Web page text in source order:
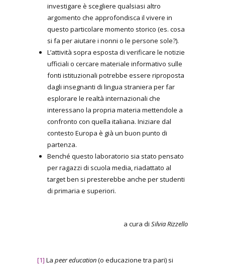
investigare è scegliere qualsiasi altro
argomento che approfondisca il vivere in
questo particolare momento storico (es. cosa
si fa per aiutare i nonni o le persone sole?).
L’attività sopra esposta di verificare le notizie
ufficiali o cercare materiale informativo sulle
fonti istituzionali potrebbe essere riproposta
dagli insegnanti di lingua straniera per far
esplorare le realtà internazionali che
interessano la propria materia mettendole a
confronto con quella italiana. Iniziare dal
contesto Europa è già un buon punto di
partenza.
Benché questo laboratorio sia stato pensato
per ragazzi di scuola media, riadattato al
target ben si presterebbe anche per studenti
di primaria e superiori.
a cura di Silvia Rizzello
[1] La peer education(o educazione tra pari) si